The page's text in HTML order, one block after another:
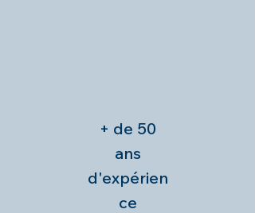
+ de 50
ans
d'expérien
ce